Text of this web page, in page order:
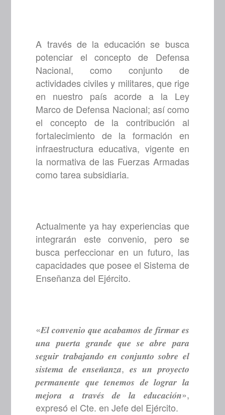
A través de la educación se busca
potenciar el concepto de Defensa
Nacional, como conjunto de
actividades civiles y militares, que rige
en nuestro país acorde a la Ley
Marco de Defensa Nacional; así como
el concepto de la contribución al
fortalecimiento de la formación en
infraestructura educativa, vigente en
la normativa de las Fuerzas Armadas
como tarea subsidiaria.
Actualmente ya hay experiencias que
integrarán este convenio, pero se
busca perfeccionar en un futuro, las
capacidades que posee el Sistema de
Enseñanza del Ejército.
«𝑬𝒍 𝒄𝒐𝒏𝒗𝒆𝒏𝒊𝒐 𝒒𝒖𝒆 𝒂𝒄𝒂𝒃𝒂𝒎𝒐𝒔 𝒅𝒆 𝒇𝒊𝒓𝒎𝒂𝒓 𝒆𝒔
𝒖𝒏𝒂 𝒑𝒖𝒆𝒓𝒕𝒂 𝒈𝒓𝒂𝒏𝒅𝒆 𝒒𝒖𝒆 𝒔𝒆 𝒂𝒃𝒓𝒆 𝒑𝒂𝒓𝒂
𝒔𝒆𝒈𝒖𝒊𝒓 𝒕𝒓𝒂𝒃𝒂𝒋𝒂𝒏𝒅𝒐 𝒆𝒏 𝒄𝒐𝒏𝒋𝒖𝒏𝒕𝒐 𝒔𝒐𝒃𝒓𝒆 𝒆𝒍
𝒔𝒊𝒔𝒕𝒆𝒎𝒂 𝒅𝒆 𝒆𝒏𝒔𝒆𝒏̃𝒂𝒏𝒛𝒂, 𝒆𝒔 𝒖𝒏 𝒑𝒓𝒐𝒚𝒆𝒄𝒕𝒐
𝒑𝒆𝒓𝒎𝒂𝒏𝒆𝒏𝒕𝒆 𝒒𝒖𝒆 𝒕𝒆𝒏𝒆𝒎𝒐𝒔 𝒅𝒆 𝒍𝒐𝒈𝒓𝒂𝒓 𝒍𝒂
𝒎𝒆𝒋𝒐𝒓𝒂 𝒂 𝒕𝒓𝒂𝒗𝒆́𝒔 𝒅𝒆 𝒍𝒂 𝒆𝒅𝒖𝒄𝒂𝒄𝒊𝒐́𝒏»,
expresó el Cte. en Jefe del Ejército.